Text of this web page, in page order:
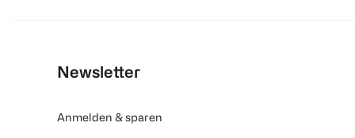
Newsletter
Anmelden & sparen